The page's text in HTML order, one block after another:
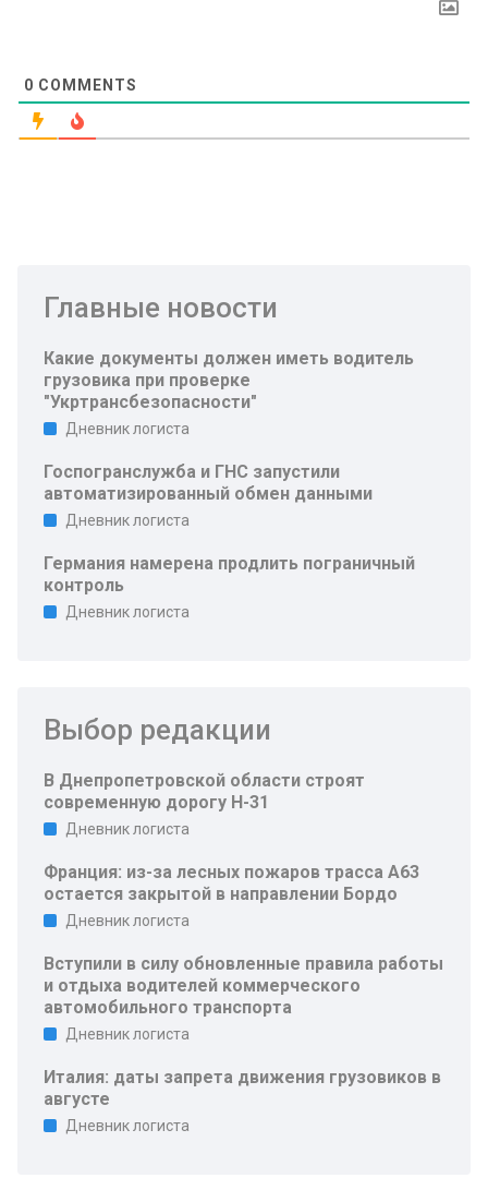
0 COMMENTS
Главные новости
Какие документы должен иметь водитель
грузовика при проверке
"Укртрансбезопасности"
Дневник логиста
Госпогранслужба и ГНС запустили
автоматизированный обмен данными
Дневник логиста
Германия намерена продлить пограничный
контроль
Дневник логиста
Выбор редакции
В Днепропетровской области строят
современную дорогу Н-31
Дневник логиста
Франция: из-за лесных пожаров трасса A63
остается закрытой в направлении Бордо
Дневник логиста
Вступили в силу обновленные правила работы
и отдыха водителей коммерческого
автомобильного транспорта
Дневник логиста
Италия: даты запрета движения грузовиков в
августе
Дневник логиста